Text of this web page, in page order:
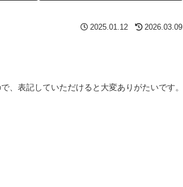
2025.01.12 2026.03.09
表記していただけると大変ありがたいです。